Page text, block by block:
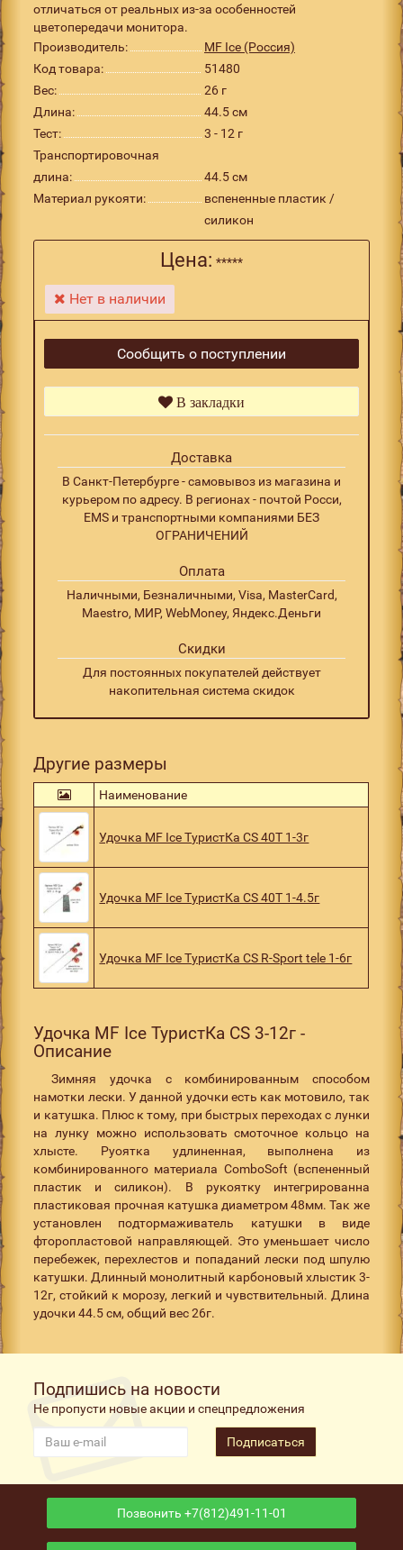
отличаться от реальных из-за особенностей
цветопередачи монитора.
Производитель:
MF Ice (Россия)
Код товара:
51480
Вес:
26 г
Длина:
44.5 см
Тест:
3 - 12 г
Транспортировочная
длина:
44.5 см
Материал рукояти:
вспененные пластик /
силикон
Цена: *****
Нет в наличии
Сообщить о поступлении
В закладки
Доставка
В Санкт-Петербурге - самовывоз из магазина и
курьером по адресу. В регионах - почтой Росси,
EMS и транспортными компаниями БЕЗ
ОГРАНИЧЕНИЙ
Оплата
Наличными, Безналичными, Visa, MasterCard,
Maestro, МИР, WebMoney, Яндекс.Деньги
Скидки
Для постоянных покупателей действует
накопительная система скидок
Другие размеры
Наименование
Удочка MF Ice ТуристКа CS 40T 1-3г
Удочка MF Ice ТуристКа CS 40T 1-4.5г
Удочка MF Ice ТуристКа CS R-Sport tele 1-6г
Удочка MF Ice ТуристКа CS 3-12г -
Описание
Зимняя удочка с комбинированным способом
намотки лески. У данной удочки есть как мотовило, так
и катушка. Плюс к тому, при быстрых переходах с лунки
на лунку можно использовать смоточное кольцо на
хлысте. Руоятка удлиненная, выполнена из
комбинированного материала ComboSoft (вспененный
пластик и силикон). В рукоятку интегрированна
пластиковая прочная катушка диаметром 48мм. Так же
установлен подтормаживатель катушки в виде
фторопластовой направляющей. Это уменьшает число
перебежек, перехлестов и попаданий лески под шпулю
катушки. Длинный монолитный карбоновый хлыстик 3-
12г, стойкий к морозу, легкий и чувствительный. Длина
удочки 44.5 см, общий вес 26г.
Подпишись на новости
Не пропусти новые акции и спецпредложения
Подписаться
Позвонить +7(812)491-11-01